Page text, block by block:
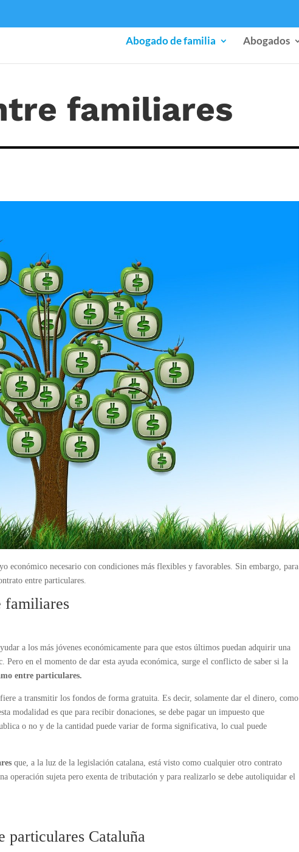
Abogado de familia Abogados
familiares
económico necesario con condiciones más flexibles y favorables. ​Sin embargo, para
entre particulares.
familiares
a los más jóvenes económicamente para que estos últimos puedan adquirir una
en el momento de dar esta ayuda económica, surge el conflicto de saber si la
entre particulares.
a transmitir los fondos de forma gratuita. Es decir, solamente dar el dinero, como
modalidad es que para recibir donaciones, se debe pagar un impuesto que
o no y de la cantidad puede variar de forma significativa, lo cual puede
que, a la luz de la legislación catalana, está visto como cualquier otro contrato
operación sujeta pero exenta de tributación y para realizarlo se debe autoliquidar el
particulares Cataluña